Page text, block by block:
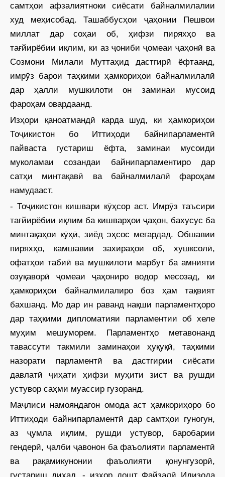
самтҳои афзалиятноки сиёсати байналмилалии
худ меҳисобад. Ташаббусҳои ҷаҳонии Пешвои
миллат дар соҳаи об, ҳифзи пиряхҳо ва
тағйирёбии иқлим, ки аз ҷониби ҷомеаи ҷаҳонӣ ва
Созмони Милали Муттаҳид дастгирӣ ёфтаанд,
имрӯз барои таҳкими ҳамкориҳои байналмилалӣ
дар ҳалли мушкилоти он заминаи мусоид
фароҳам овардаанд.
Изҳори қаноатмандӣ карда шуд, ки ҳамкориҳои
Тоҷикистон бо Иттиҳоди байнипарламентӣ
пайваста густариш ёфта, заминаи мусоиди
муколамаи созандаи байнипарламентиро дар
сатҳи минтақавӣ ва байналмилалӣ фароҳам
намудааст.
- Тоҷикистон кишвари кӯҳсор аст. Имрӯз таъсири
тағйирёбии иқлим ба кишварҳои ҷаҳон, бахусус ба
минтақаҳои кӯҳӣ, зиёд эҳсос мегардад. Обшавии
пиряхҳо, камшавии захираҳои об, хушксолӣ,
офатҳои табиӣ ва мушкилоти марбут ба амнияти
озуқаворӣ ҷомеаи ҷаҳониро водор месозад, ки
ҳамкориҳои байналмилалиро боз ҳам тақвият
бахшанд. Мо дар ин раванд нақши парламентҳоро
дар таҳкими дипломатияи парламентии об хеле
муҳим мешуморем. Парламентҳо метавонанд
тавассути такмили заминаҳои ҳуқуқӣ, таҳкими
назорати парламентӣ ва дастгирии сиёсати
давлатӣ ҷиҳати ҳифзи муҳити зист ва рушди
устувор саҳми муассир гузоранд.
Маҷлиси намояндагон омода аст ҳамкориҳоро бо
Иттиҳоди байнипарламентӣ дар самтҳои гуногун,
аз ҷумла иқлим, рушди устувор, баробарии
гендерӣ, ҷалби ҷавонон ба фаъолияти парламентӣ
ва рақамикунонии фаъолияти қонунгузорӣ,
густариш диҳад, - изҳор дошт Файзалӣ Идизода